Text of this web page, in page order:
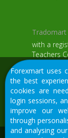
Tradomart
with a
Teachers
Middle
the
Restricted
America,
some
Forexmart uses
the best
cookies are
login sessions,
improve our
through
and analysing